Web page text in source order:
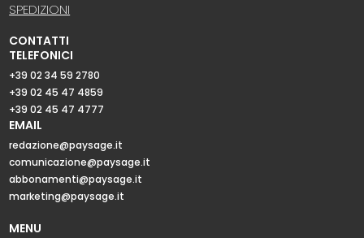
SPEDIZIONI
CONTATTI
TELEFONICI
+39 02 34 59 2780
+39 02 45 47 4859
+39 02 45 47 4777
EMAIL
redazione@paysage.it
comunicazione@paysage.it
abbonamenti@paysage.it
marketing@paysage.it
MENU